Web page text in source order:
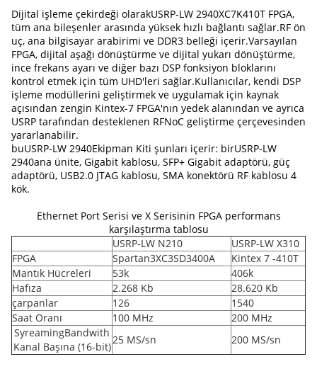
Dijital işleme çekirdeği olarakUSRP-LW 2940XC7K410T FPGA,
tüm ana bileşenler arasında yüksek hızlı bağlantı sağlar.RF ön
uç, ana bilgisayar arabirimi ve DDR3 belleği içerir.Varsayılan
FPGA, dijital aşağı dönüştürme ve dijital yukarı dönüştürme,
ince frekans ayarı ve diğer bazı DSP fonksiyon bloklarını
kontrol etmek için tüm UHD'leri sağlar.Kullanıcılar, kendi DSP
işleme modüllerini geliştirmek ve uygulamak için kaynak
açısından zengin Kintex-7 FPGA'nın yedek alanından ve ayrıca
USRP tarafından desteklenen RFNoC geliştirme çerçevesinden
yararlanabilir.
buUSRP-LW 2940Ekipman Kiti şunları içerir: birUSRP-LW
2940ana ünite, Gigabit kablosu, SFP+ Gigabit adaptörü, güç
adaptörü, USB2.0 JTAG kablosu, SMA konektörü RF kablosu 4
kök.
Ethernet Port Serisi ve X Serisinin FPGA performans
karşılaştırma tablosu
USRP-LW N210
USRP-LW X310
FPGA
Spartan3XC3SD3400A
Kintex 7 -410T
Mantık Hücreleri
53k
406k
Hafıza
2.268 Kb
28.620 Kb
çarpanlar
126
1540
Saat Oranı
100 MHz
200 MHz
SyreamingBandwith
Kanal Başına (16-bit)
25 MS/sn 200 MS/sn